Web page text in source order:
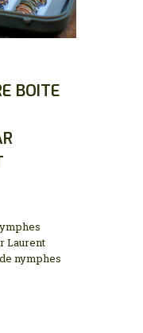
BOITE
Laurent
nymphes